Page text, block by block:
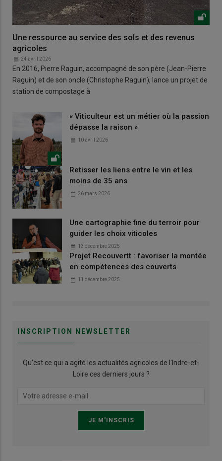
Une ressource au service des sols et des revenus
agricoles
24 avril 2026
En 2016, Pierre Raguin, accompagné de son père (Jean-Pierre
Raguin) et de son oncle (Christophe Raguin), lance un projet de
station de compostage à
« Viticulteur est un métier où la passion
dépasse la raison »
10 avril 2026
Retisser les liens entre le vin et les
moins de 35 ans
26 mars 2026
Une cartographie fine du terroir pour
guider les choix viticoles
13 décembre 2025
Projet Recouvertt : favoriser la montée
en compétences des couverts
11 décembre 2025
INSCRIPTION NEWSLETTER
Qu’est ce qui a agité les actualités agricoles de l'Indre-et-
Loire ces derniers jours ?